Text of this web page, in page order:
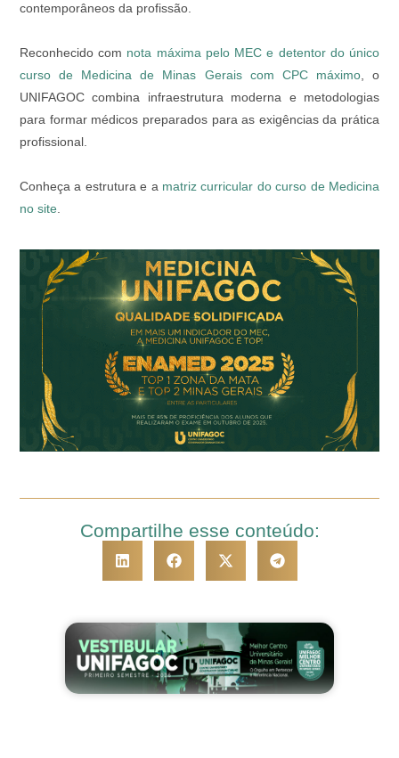
contemporâneos da profissão.
Reconhecido com nota máxima pelo MEC e detentor do único
curso de Medicina de Minas Gerais com CPC máximo, o
UNIFAGOC combina infraestrutura moderna e metodologias
para formar médicos preparados para as exigências da prática
profissional.
Conheça a estrutura e a matriz curricular do curso de Medicina
no site
Compartilhe esse conteúdo: